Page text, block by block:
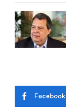
Facebook